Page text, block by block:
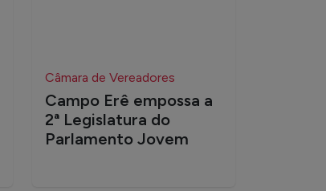
Câmara de Vereadores
Campo Erê empossa a
2ª Legislatura do
Parlamento Jovem